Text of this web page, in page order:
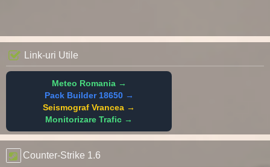
Link-uri Utile
Meteo Romania →
Pack Builder 18650 →
Seismograf Vrancea →
Monitorizare Trafic →
Counter-Strike 1.6